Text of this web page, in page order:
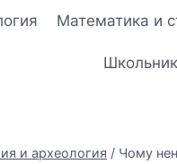
Математика и
и археология / Чому